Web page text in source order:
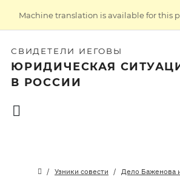
Machine translation is available for this
СВИДЕТЕЛИ ИЕГОВЫ
ЮРИДИЧЕСКАЯ
В РОССИИ
Узники совести Дело Баженова